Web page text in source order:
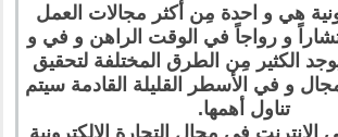
هي و احدة مِن أكثر مجالات العمل
و رواجاً في الوقت الراهن و في و
يوجد الكثير مِن الطرق المختلفة لتحقيق
و في الأسطر القليلة القادمة سيتم
تناول أهمها.
في مجال التجارة الإلكترونية